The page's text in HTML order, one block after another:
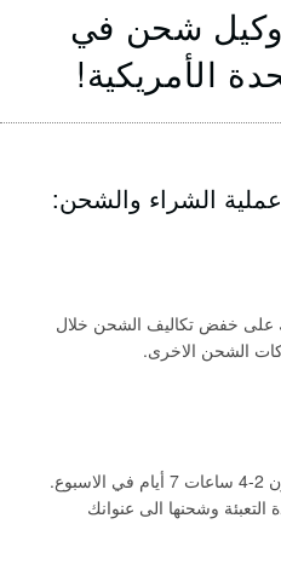
شحن في
الأمريكية!
الشراء والشحن:
على خفض تكاليف الشحن خلال
الشحن الاخرى.
، جميع الطلبيات تُشترى في غضون 2-4 ساعات 7 أيام في الاسبوع.
لاعادة التعبئة وشحنها الى عنوانك